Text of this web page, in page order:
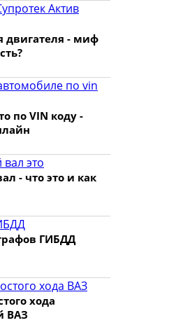
двигателя - миф
по VIN коду -
- что это и как
ГИБДД
хода
ВАЗ